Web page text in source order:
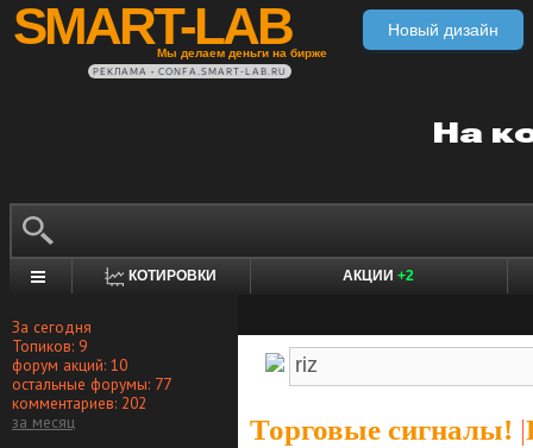
SMART-LAB
Мы делаем деньги на бирже
Новый дизайн
РЕКЛАМА • CONFA.SMART-LAB.RU
КОТИРОВКИ АКЦИИ +2
За сегодня
Топиков: 9
форум акций: 10
остальные форумы: 77
комментариев: 202
за месяц
Торговые сигналы! |